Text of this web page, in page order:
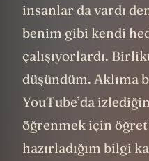
insanlar da vardı
benim gibi kendi
çalışıyorlardı.
düşündüm. Aklıma
YouTube’da
öğrenmek için öğret
hazırladığım bilgi